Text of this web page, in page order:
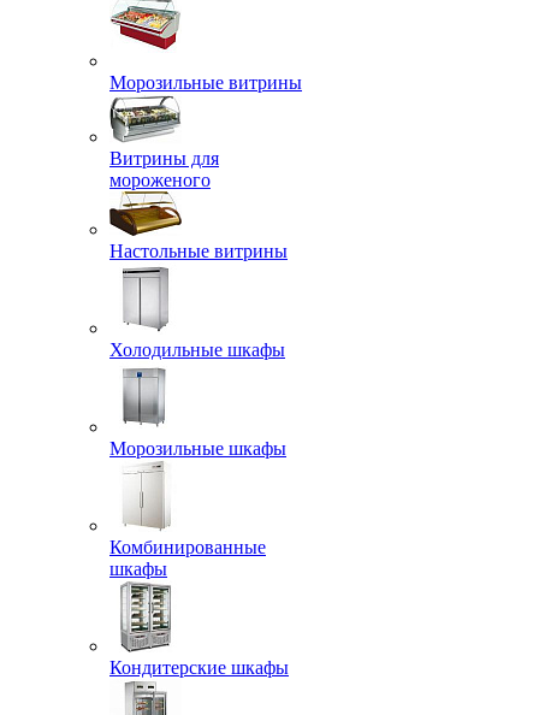
Морозильные витрины
Витрины для
мороженого
Настольные витрины
Холодильные шкафы
Морозильные шкафы
Комбинированные
шкафы
Кондитерские шкафы